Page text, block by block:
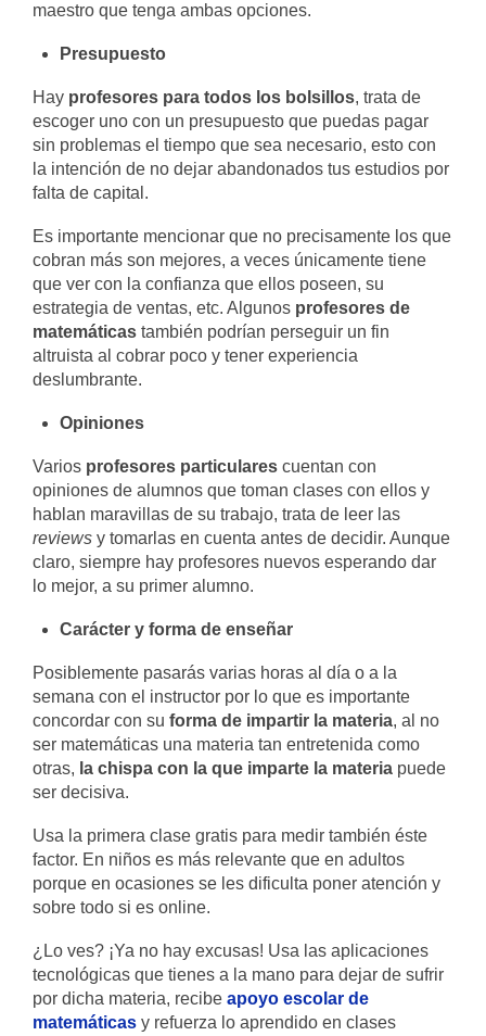
maestro que tenga ambas opciones.
Presupuesto
Hay profesores para todos los bolsillos, trata de
escoger uno con un presupuesto que puedas pagar
sin problemas el tiempo que sea necesario, esto con
la intención de no dejar abandonados tus estudios por
falta de capital.
Es importante mencionar que no precisamente los que
cobran más son mejores, a veces únicamente tiene
que ver con la confianza que ellos poseen, su
estrategia de ventas, etc. Algunos profesores de
matemáticas también podrían perseguir un fin
altruista al cobrar poco y tener experiencia
deslumbrante.
Opiniones
Varios profesores particulares cuentan con
opiniones de alumnos que toman clases con ellos y
hablan maravillas de su trabajo, trata de leer las
reviews y tomarlas en cuenta antes de decidir. Aunque
claro, siempre hay profesores nuevos esperando dar
lo mejor, a su primer alumno.
Carácter y forma de enseñar
Posiblemente pasarás varias horas al día o a la
semana con el instructor por lo que es importante
concordar con su forma de impartir la materia, al no
ser matemáticas una materia tan entretenida como
otras, la chispa con la que imparte la materia puede
ser decisiva.
Usa la primera clase gratis para medir también éste
factor. En niños es más relevante que en adultos
porque en ocasiones se les dificulta poner atención y
sobre todo si es online.
¿Lo ves? ¡Ya no hay excusas! Usa las aplicaciones
tecnológicas que tienes a la mano para dejar de sufrir
por dicha materia, recibe apoyo escolar de
matemáticas y refuerza lo aprendido en clases